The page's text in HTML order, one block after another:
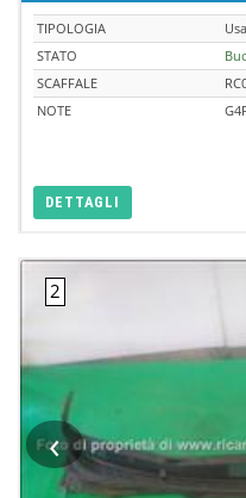
TIPOLOGIA
STATO
SCAFFALE
NOTE
DETTAGLI
‹